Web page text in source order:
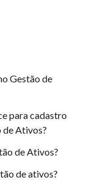
Gestão de
para cadastro
Ativos?
de Ativos?
de ativos?